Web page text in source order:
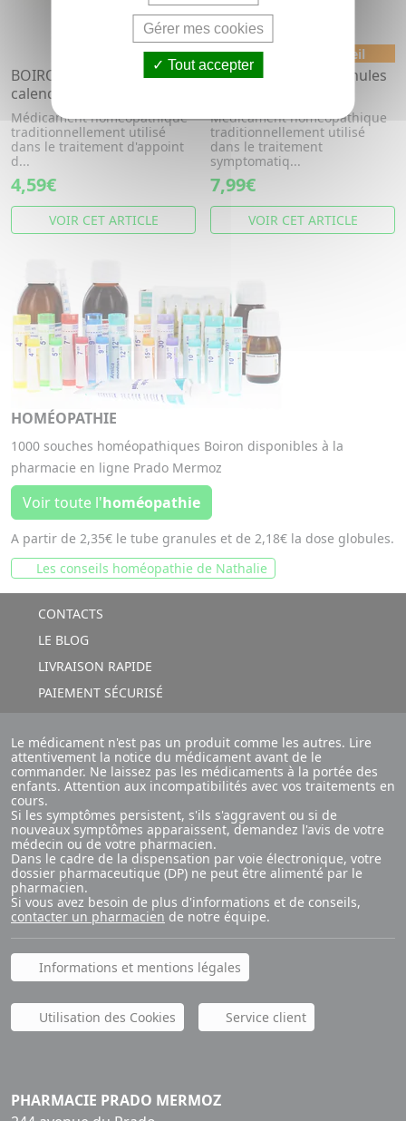
BOIRON Pommade au
calendula LHF tube 20g
Médicament homéopathique
traditionnellement utilisé
dans le traitement d'appoint
d...
4,59€
VOIR CET ARTICLE
Médicament conseil
BOIRON Varésol granules
Médicament homéopathique
traditionnellement utilisé
dans le traitement
symptomatiq...
7,99€
VOIR CET ARTICLE
HOMÉOPATHIE
1000 souches homéopathiques Boiron disponibles à la
pharmacie en ligne Prado Mermoz
Voir toute l'homéopathie
A partir de 2,35€ le tube granules et de 2,18€ la dose globules.
Les conseils homéopathie de Nathalie
CONTACTS
LE BLOG
LIVRAISON RAPIDE
PAIEMENT SÉCURISÉ
Le médicament n'est pas un produit comme les autres. Lire
attentivement la notice du médicament avant de le
commander. Ne laissez pas les médicaments à la portée des
enfants. Attention aux incompatibilités avec vos traitements en
cours.
Si les symptômes persistent, s'ils s'aggravent ou si de
nouveaux symptômes apparaissent, demandez l'avis de votre
médecin ou de votre pharmacien.
Dans le cadre de la dispensation par voie électronique, votre
dossier pharmaceutique (DP) ne peut être alimenté par le
pharmacien.
Si vous avez besoin de plus d'informations et de conseils,
contacter un pharmacien de notre équipe.
Informations et mentions légales
Utilisation des Cookies Service client
PHARMACIE PRADO MERMOZ
Gérer mes cookies
Tout accepter